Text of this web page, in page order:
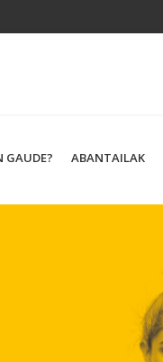
GAUDE? ABANTAILAK